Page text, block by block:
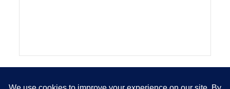
Nous utilisons des cookies pour vous garantir la meilleure